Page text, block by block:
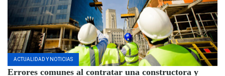
ACTUALIDAD Y NOTICIAS
Errores comunes al contratar una constructora y